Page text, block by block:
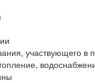
участвующего